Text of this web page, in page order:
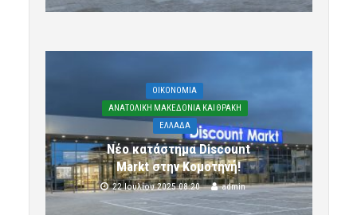
OIKONOMIA
ΑΝΑΤΟΛΙΚΗ ΜΑΚΕΔΟΝΙΑ ΚΑΙ ΘΡΑΚΗ
ΕΛΛΑΔΑ
Νέο κατάστημα Discount
Markt στην Κομοτηνή!
22 Ιουλίου 2025 08:20 admin